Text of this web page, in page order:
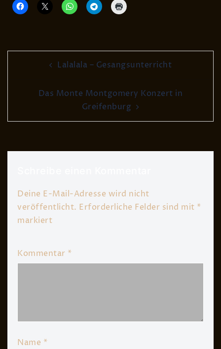
Post
navigationLalalala – Gesangsunterricht
Das Monte Montgomery Konzert in
Greifenburg
Deine E-Mail-Adresse wird nicht
veröffentlicht. Erforderliche Felder sind mit *
markiert
Kommentar *
Name *